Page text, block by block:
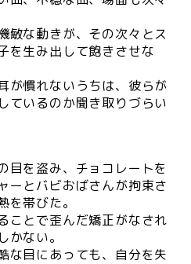
敏な動きが、その次々とス
を生み出して飽きさせな
が慣れないうちは、彼らが
ているのか聞き取りづらい
目を盗み、チョコレートを
ーとバビおばさんが拘束さ
帯びた。
ことで歪んだ矯正がなされ
かない。
な目にあっても、自分を失